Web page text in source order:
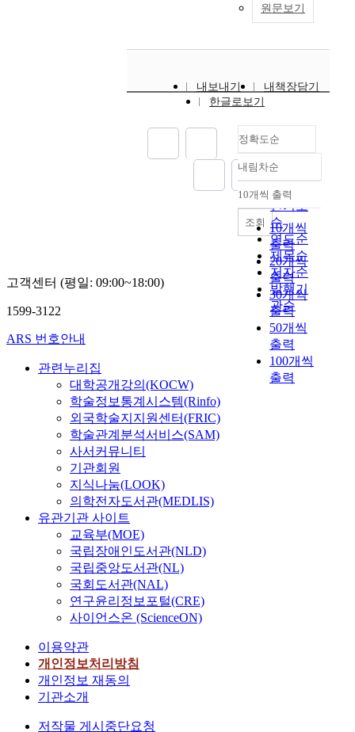
원문보기
내보내기
내책장담기
한글로보기
정확도순
정확도
순
인기도
순
연도순
제목순
저자순
발행기
관순
내림차순
내림차순
10개씩 출력
10개씩
출력
20개씩
출력
30개씩
출력
50개씩
출력
100개씩
출력
조회
고객센터 (평일: 09:00~18:00)
1599-3122
ARS 번호안내
관련누리집
대학공개강의(KOCW)
학술정보통계시스템(Rinfo)
외국학술지지원센터(FRIC)
학술관계분석서비스(SAM)
사서커뮤니티
기관회원
지식나눔(LOOK)
의학전자도서관(MEDLIS)
유관기관 사이트
교육부(MOE)
국립장애인도서관(NLD)
국립중앙도서관(NL)
국회도서관(NAL)
연구윤리정보포털(CRE)
사이언스온 (ScienceON)
이용약관
개인정보처리방침
개인정보 재동의
기관소개
저작물 게시중단요청